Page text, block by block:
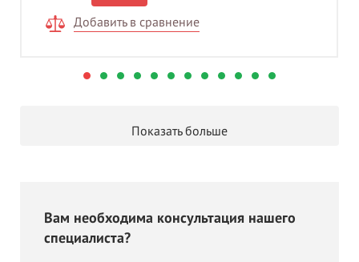
Добавить в сравнение
Показать больше
Вам необходима консультация нашего
специалиста?